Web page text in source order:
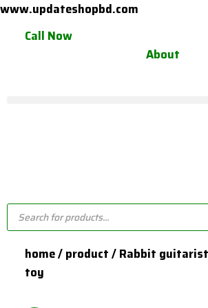
www.updateshopbd.com
content
Call Now
About
Products
search
home / product / Rabbit
toy